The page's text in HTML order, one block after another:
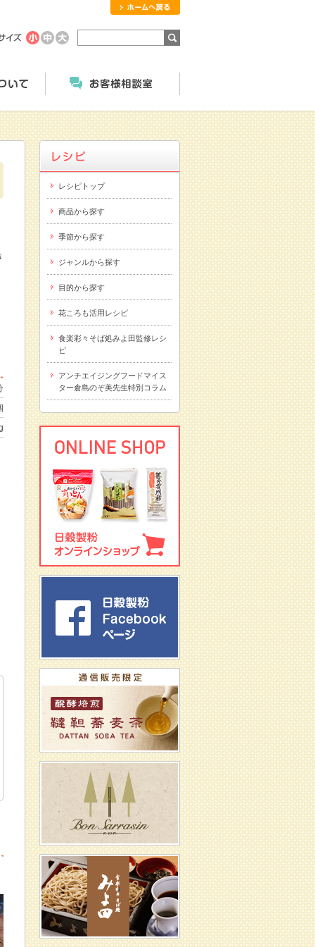
のご案内
にっこくについて
レシピトップ
商品から探す
季節から探す
ジャンルから探す
目的から探す
花ころも活用レシピ
食楽彩々そば処みよ田監修レシ
ピ
アンチエイジングフードマイス
ター倉島のぞ美先生特別コラム